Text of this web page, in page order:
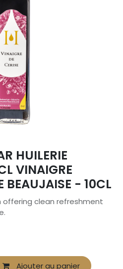
HUILERIE
VINAIGRE
BEAUJAISE - 10CL
clean refreshment
Ajouter au panier